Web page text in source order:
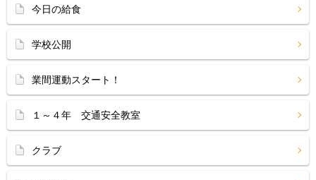
今日の給食
学校公開
業間運動スタート！
１～４年 交通安全教室
クラブ